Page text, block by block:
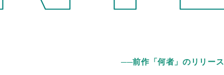
──前作「何者」のリリー